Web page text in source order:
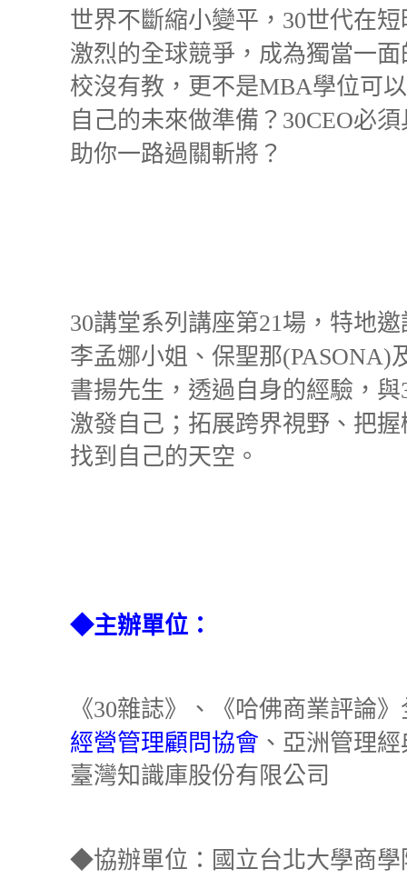
世界不斷縮小變平， 30世代在
激烈的全球競爭，成為獨當一
校沒有教，更不是MBA學位可
自己的未來做準備？ 30CEO必
助你一路過關斬將？
30講堂系列講座第21場，特地
李孟娜小姐、保聖那(PASONA)
書揚先生，透過自身的經驗，與
激發自己；拓展跨界視野、把
找到自己的天空。
◆主辦單位：
《30雜誌》、《哈佛商業評論
經營管理顧問協會 、亞洲管理
臺灣知識庫股份有限公司
◆協辦單位：國立台北大學商學